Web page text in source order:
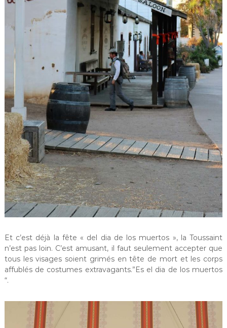
Et c’est déjà la fête « del dia de los muertos », la Toussaint
n’est pas loin. C’est amusant, il faut seulement accepter que
tous les visages soient grimés en tête de mort et les corps
affublés de costumes extravagants.”Es el dia de los muertos
“.